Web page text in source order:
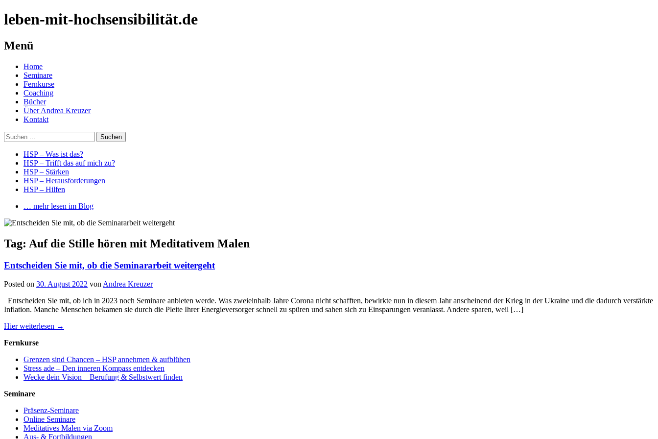
leben-mit-hochsensibilität.de
Menü
Springe
zum
Inhalt
Home
Seminare
Fernkurse
Coaching
Bücher
Über Andrea Kreuzer
Kontakt
Suchen
nach:
HSP – Was ist das?
HSP – Trifft das auf mich zu?
HSP – Stärken
HSP – Herausforderungen
HSP – Hilfen
… mehr lesen im Blog
Tag: Auf die Stille hören mit Meditativem Malen
Entscheiden Sie mit, ob die Seminararbeit weitergeht
Posted on 30. August 2022 von Andrea Kreuzer
Entscheiden Sie mit, ob ich in 2023 noch Seminare anbieten werde. Was zweieinhalb Jahre Corona nicht schafften, bewirkte nun in diesem Jahr anscheinend der Krieg in der Ukraine und die dadurch verstärkte
Inflation. Manche Menschen bekamen sie durch die Pleite Ihrer Energieversorger schnell zu spüren und sahen sich zu Einsparungen veranlasst. Andere sparen, weil […]
Hier weiterlesen →
Fernkurse
Grenzen sind Chancen – HSP annehmen & aufblühen
Stress ade – Den inneren Kompass entdecken
Wecke dein Vision – Berufung & Selbstwert finden
Seminare
Präsenz-Seminare
Online Seminare
Meditatives Malen via Zoom
Aus- & Fortbildungen